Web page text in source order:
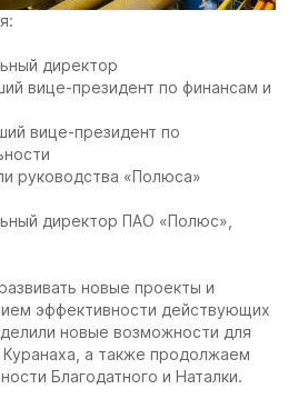
директор
вице-президент по финансам и
вице-президент по
руководства «Полюса»
директор ПАО «Полюс»,
новые проекты и
эффективности действующих
новые возможности для
а также продолжаем
Благодатного и Наталки.